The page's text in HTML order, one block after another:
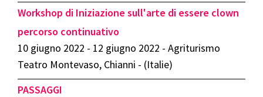
Workshop di Iniziazione sull'arte di essere clown
percorso continuativo
10 giugno 2022 - 12 giugno 2022 - Agriturismo
Teatro Montevaso, Chianni - (Italie)
PASSAGGI